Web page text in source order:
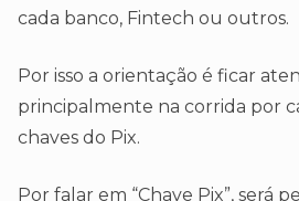
cada banco, Fintech ou outros.
Por isso a orientação é ficar
principalmente na corrida por
chaves do Pix.
Por falar em “Chave Pix”, será